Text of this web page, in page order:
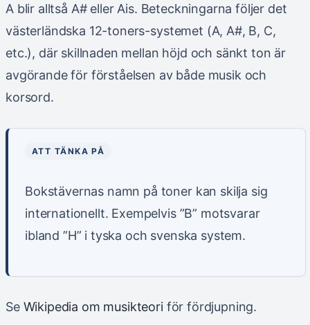
A blir alltså A# eller Ais. Beteckningarna följer det
västerländska 12-toners-systemet (A, A#, B, C,
etc.), där skillnaden mellan höjd och sänkt ton är
avgörande för förståelsen av både musik och
korsord.
ATT TÄNKA PÅ
Bokstävernas namn på toner kan skilja sig
internationellt. Exempelvis ”B” motsvarar
ibland ”H” i tyska och svenska system.
Se Wikipedia om musikteori för fördjupning.